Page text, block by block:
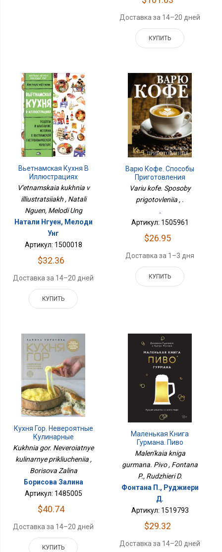
Доставка за 14–20 дней
КУПИТЬ
Вьетнамская Кухня В
Иллюстрациях
V'etnamskaia kukhnia v
illiustratsiiakh , Natali
Nguen, Melodi Ung
Натали Нгуен, Мелоди
Унг
Артикул: 1500018
$32.36
Доставка за 14–20 дней
КУПИТЬ
Варю Кофе. Способы
Приготовления
Variu kofe. Sposoby
prigotovleniia , .
.
Артикул: 1505961
$26.95
Доставка за 1–3 дня
КУПИТЬ
Кухня Гор. Невероятные
Кулинарные
Приключения
Kukhnia gor. Neveroiatnye
kulinarnye prikliucheniia ,
Borisova Zalina
Борисова Залина
Артикул: 1485005
$40.74
Доставка за 14–20 дней
КУПИТЬ
Маленькая Книга
Гурмана. Пиво
Malen'kaia kniga
gurmana. Pivo , Fontana
P., Rudzhieri D.
Фонтана П., Руджиери
Д.
Артикул: 1519793
$29.32
Доставка за 14–20 дней